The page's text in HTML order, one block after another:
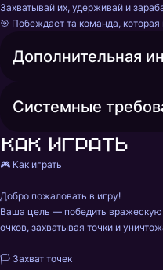
Захватывай их, удерживай и
🎯 Побеждает та команда,
Дополнительная
Системные
Как играть
🎮 Как играть
Добро пожаловать в игру!
Ваша цель — победить
очков, захватывая точки и
🏳️ Захват точек